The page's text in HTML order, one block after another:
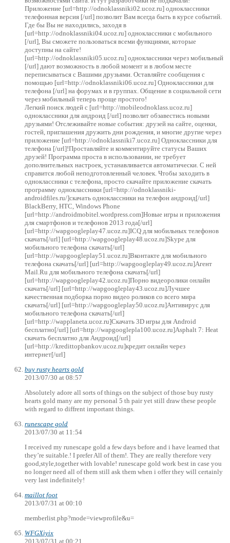
Приложение [url=http://odnoklassniki02.ucoz.ru] одноклассники
телефонная версия [/url] позволит Вам всегда быть в курсе событий.
Где бы Вы не находились, заходя в
[url=http://odnoklassniki04.ucoz.ru] одноклассники с мобильного
[/url], Вы сможете пользоваться всеми функциями, которые
доступны на сайте!
[url=http://odnoklassniki05.ucoz.ru] одноклассники через мобильный
[/url] дают возможность в любой момент и в любом месте
переписываться с Вашими друзьями. Оставляйте сообщения c
помощью [url=http://odnoklassniki06.ucoz.ru] Одноклассники для
телефона [/url] на форумах и в группах. Общение в социальной сети
через мобильный теперь проще простого!
Легкий поиск людей с [url=http://mobileodnoklass.ucoz.ru]
одноклассники для андроид [/url] позволит обзавестись новыми
друзьями! Отслеживайте новые события: друзей на сайте, оценки,
гостей, приглашения дружить дни рождения, и многие другие через
приложение [url=http://odnoklassniki7.ucoz.ru] Одноклассники для
телефона [/url]!Проставляйте и комментируйте статусы Ваших
друзей! Программа проста в использовании, не требует
дополнительных настроек, устанавливается автоматически. С ней
справится любой неподготовленный человек. Чтобы заходить в
одноклассники с телефона, просто скачайте приложение скачать
программу одноклассники [url=http://odnoklassniki-
androidfiles.ru/]скачать одноклассники на телефон андроид[/url]
BlackBerry, HTC, Windows Phone
[url=http://androidmobitel.wordpress.com]Новые игры и приложения
для смартфонов и телефонов 2013 года[/url]
[url=http://wapgoogleplay47.ucoz.ru]ICQ для мобильных телефонов
скачать[/url] [url=http://wapgoogleplay48.ucoz.ru]Skype для
мобильного телефона скачать[/url]
[url=http://wapgoogleplay51.ucoz.ru]Вконтакте для мобильного
телефона скачать[/url] [url=http://wapgoogleplay49.ucoz.ru]Агент
Mail.Ru для мобильного телефона скачать[/url]
[url=http://wapgoogleplay42.ucoz.ru]Порно видеоролики онлайн
скачать[/url] [url=http://wapgoogleplay43.ucoz.ru]Лучшее
качественная подборка порно видео роликов со всего мира
скачать[/url] [url=http://wapgoogleplay50.ucoz.ru]Антивирус для
мобильного телефона скачать[/url]
[url=http://wapplaneta.ucoz.ru]Скачать 3D игры для Android
бесплатно[/url] [url=http://wapgooglepla100.ucoz.ru]Asphalt 7: Heat
скачать бесплатно для Андроид[/url]
[url=http://kredittopbankov.ucoz.ru]кредит онлайн через
интернет[/url]
buy rusty hearts gold
2013/07/30 at 08:57
Absolutely adore all sorts of things on the subject of those buy rusty
hearts gold many are my personal 5 th pair yet still draw these people
with regard to diffrent important things.
runescape gold
2013/07/30 at 11:54
I received my runescape gold a few days before and i have learned that
they’re suitable.! I prefer All of them!. They are really therefore very
good,style,together with lovable! runescape gold work best in case you
no longer need all of them still ask them when i offer they will certainly
very last indefinitely!
maillot foot
2013/07/31 at 00:10
memberlist.php?mode=viewprofile&u=
WFGXiyix
2013/07/31 at 00:21